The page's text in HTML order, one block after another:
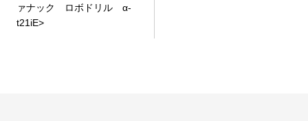
稿ァナック ロボドリル α-
t21iE>